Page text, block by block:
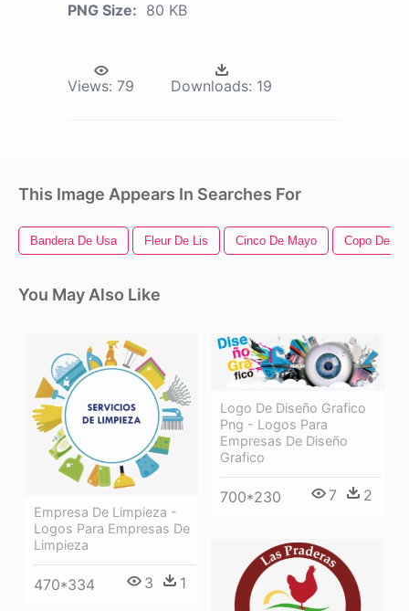
PNG Size: 80 KB
Views: 79 Downloads: 19
This Image Appears In Searches For
Bandera De Usa Fleur De Lis Cinco De Mayo Copo De
You May Also Like
Empresa De Limpieza -
Logos Para Empresas De
Limpieza
470*334 3 1
Logo De Diseño Grafico
Png - Logos Para
Empresas De Diseño
Grafico
700*230 7 2